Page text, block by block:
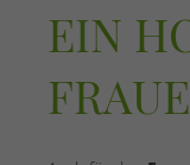
EIN